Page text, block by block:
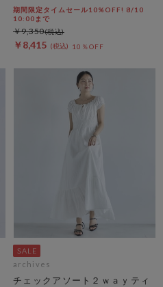
期間限定タイムセール10%OFF! 8/10
10:00まで
￥8,415 10％OFF
￥9,350
archives
チェックアソート２ｗａｙティ